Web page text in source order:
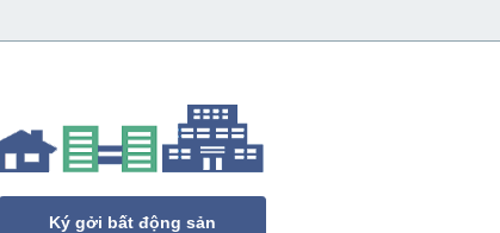
Ký gởi bất động sản